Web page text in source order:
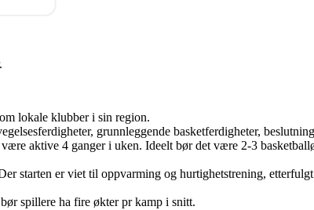
lokale klubber i sin region.
grunnleggende basketferdigheter,
aktive 4 ganger i uken. Ideelt bør det være 2-3
starten er viet til oppvarming og hurtighetstrening,
spillere ha fire økter pr kamp i snitt.